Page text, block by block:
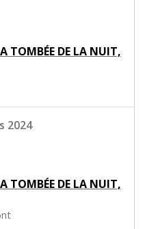
TOMBÉE DE LA NUIT,
2024
TOMBÉE DE LA NUIT,